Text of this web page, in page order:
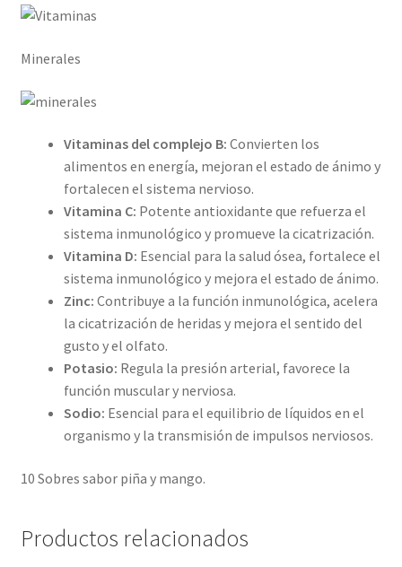
Minerales
Vitaminas del complejo B: Convierten los
alimentos en energía, mejoran el estado de ánimo y
fortalecen el sistema nervioso.
Vitamina C: Potente antioxidante que refuerza el
sistema inmunológico y promueve la cicatrización.
Vitamina D: Esencial para la salud ósea, fortalece el
sistema inmunológico y mejora el estado de ánimo.
Zinc: Contribuye a la función inmunológica, acelera
la cicatrización de heridas y mejora el sentido del
gusto y el olfato.
Potasio: Regula la presión arterial, favorece la
función muscular y nerviosa.
Sodio: Esencial para el equilibrio de líquidos en el
organismo y la transmisión de impulsos nerviosos.
10 Sobres sabor piña y mango.
Productos relacionados